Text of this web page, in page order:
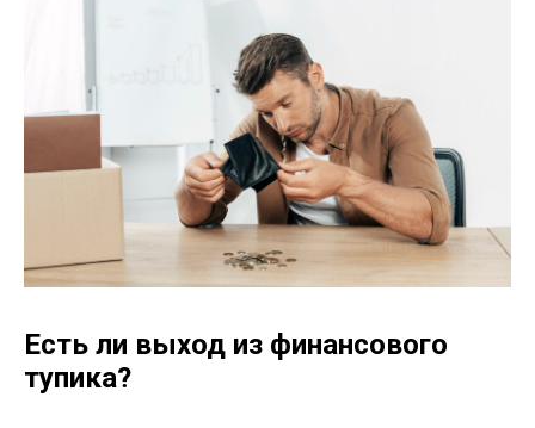
Есть ли выход из финансового
тупика?